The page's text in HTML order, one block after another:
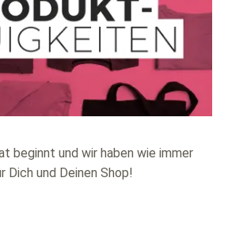
beginnt und wir haben wie immer
und Deinen Shop!